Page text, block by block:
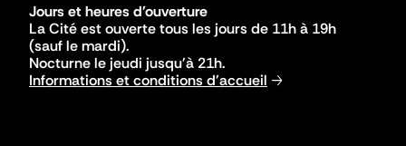
Jours et heures d'ouverture
La Cité est ouverte tous les jours de 11h à 19h
(sauf le mardi).
Nocturne le jeudi jusqu'à 21h.
Informations et conditions d'accueil